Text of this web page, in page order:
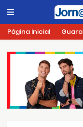
Página Inicial